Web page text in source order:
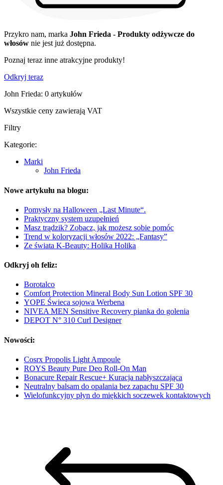
Przykro nam, marka John Frieda - Produkty odżywcze do
włosów nie jest już dostępna.
Poznaj teraz inne atrakcyjne produkty!
Odkryj teraz
John Frieda: 0 artykułów
Wszystkie ceny zawierają VAT
Filtry
Kategorie:
Marki
John Frieda
Nowe artykułu na blogu:
Pomysły na Halloween „Last Minute“.
Praktyczny system uzupełnień
Masz trądzik? Zobacz, jak możesz sobie pomóc
Trend w koloryzacji włosów 2022: „Fantasy”
Ze świata K-Beauty: Holika Holika
Odkryj oh feliz:
Borotalco
Comfort Protection Mineral Body Sun Lotion SPF 30
YOPE Świeca sojowa Werbena
NIVEA MEN Sensitive Recovery pianka do golenia
DEPOT N° 310 Curl Designer
Nowości:
Cosrx Propolis Light Ampoule
ROYS Beauty Pure Deo Roll-On Man
Bonacure Repair Rescue+ Kuracja nabłyszczająca
Neutralny balsam do opalania bez zapachu SPF 30
Wielofunkcyjny płyn do miękkich soczewek kontaktowych